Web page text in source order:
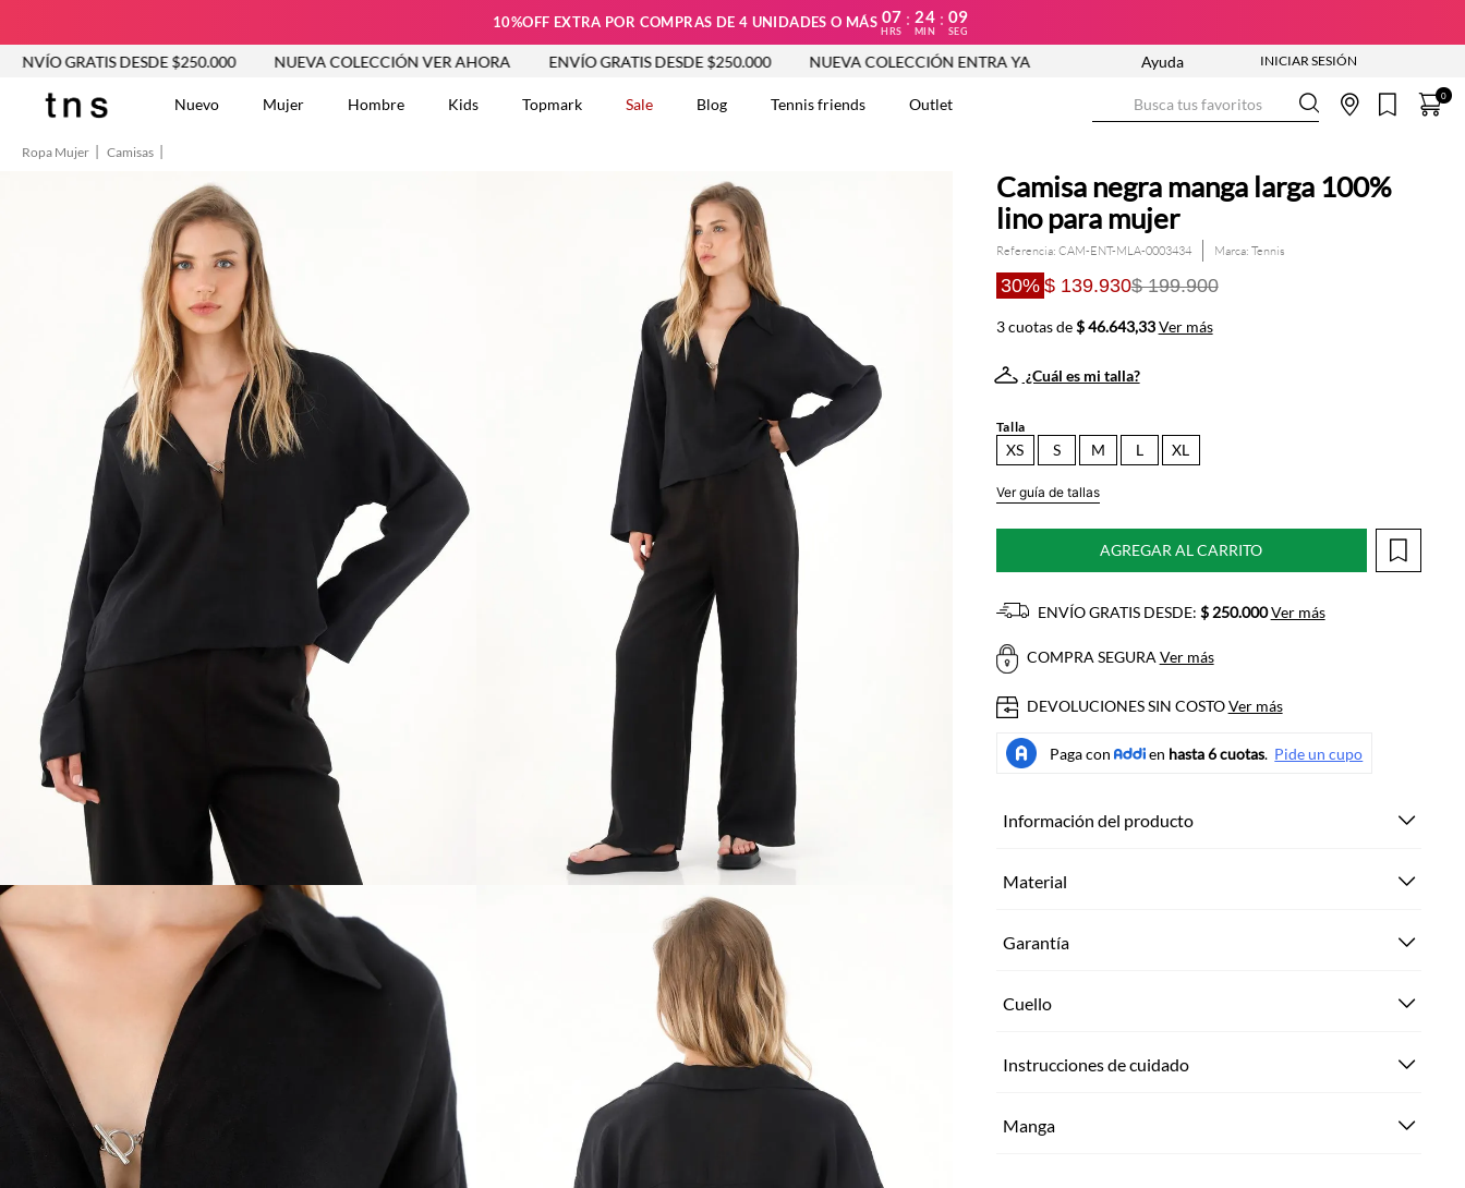
10%OFF EXTRA POR COMPRAS DE 4 UNIDADES O MÁS 07
HRS
: 24
MIN
: 08
SEG
DESDE $250.000 NUEVA COLECCIÓN VER AHORA ENVÍO GRATIS DESDE $250.000 NUEVA COLECCIÓN ENTRA YA ENVÍO GRATIS DESDE $250.000
Ayuda
Nuevo Mujer Hombre Kids Topmark Sale Blog Tennis friends Outlet 0
Ropa Mujer Camisas
Camisa negra manga larga 100%
lino para mujer
Referencia: CAM-ENT-MLA-0003434 Tennis
30% $ 139.930$ 199.900
3 cuotas de$ 46.643,33 Ver más
¿Cuál es mi talla?
Talla
XS S M L XL
Ver guía de tallas
AGREGAR AL CARRITO
ENVÍO GRATIS DESDE: $ 250.000 Ver más
COMPRA SEGURA Ver más
DEVOLUCIONES SIN COSTOVer más
Información del producto
Material
Garantía
Cuello
Instrucciones de cuidado
Manga
6.
Chaqueta
Camisetas Mujer